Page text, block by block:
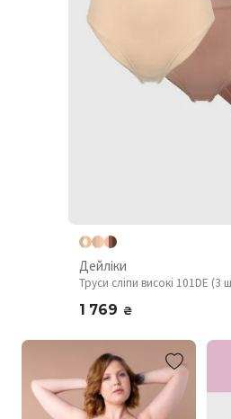
Дейліки
Труси сліпи високі 101DE (3
1 769 ₴